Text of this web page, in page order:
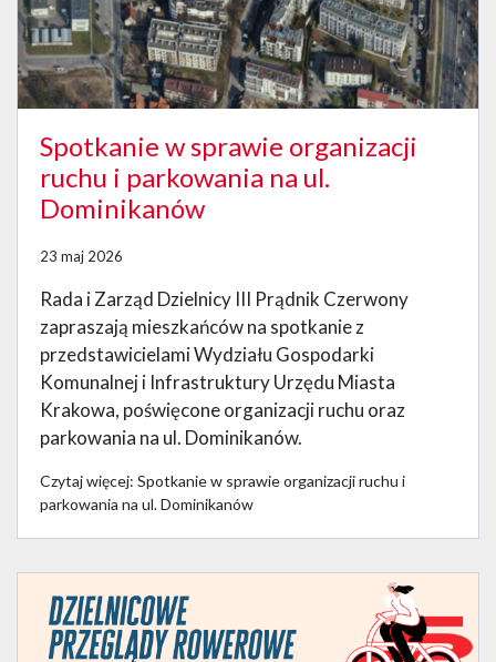
Spotkanie w sprawie organizacji
ruchu i parkowania na ul.
Dominikanów
23 maj 2026
Rada i Zarząd Dzielnicy III Prądnik Czerwony
zapraszają mieszkańców na spotkanie z
przedstawicielami Wydziału Gospodarki
Komunalnej i Infrastruktury Urzędu Miasta
Krakowa, poświęcone organizacji ruchu oraz
parkowania na ul. Dominikanów.
Czytaj więcej: Spotkanie w sprawie organizacji ruchu i
parkowania na ul. Dominikanów